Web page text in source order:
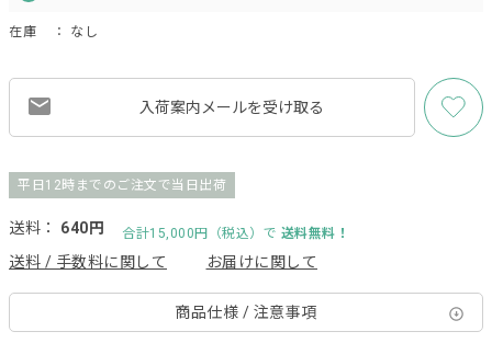
在庫 ： なし
入荷案内メールを受け取る
平日12時までのご注文で当日出荷
送料： 640円 合計15,000円（税込）で 送料無料！
送料 / 手数料に関して お届けに関して
商品仕様 / 注意事項